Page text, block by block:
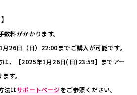
料がかかります。
26日（日）22:00までご購入が可能です。
、【2025年1月26日(日)23:59】までアー
す。
法はサポートページをご参照ください。